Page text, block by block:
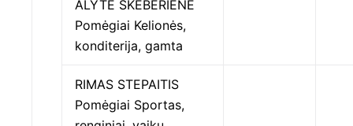
ALYTĖ SKEBERIENĖ
Pomėgiai Kelionės,
konditerija, gamta
RIMAS STEPAITIS
Pomėgiai Sportas,